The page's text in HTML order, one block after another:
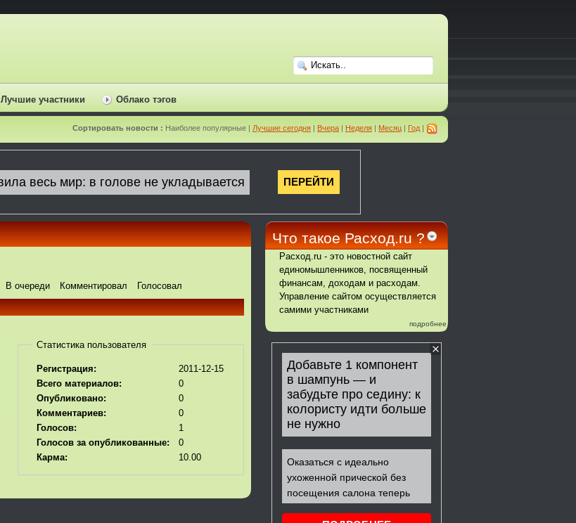
Лучшие участники Облако тэгов
Сортировать новости : Наиболее популярные | Лучшие сегодня | Вчера | Неделя | Месяц | Год |
В очереди Комментировал
Голосовал
Статистика пользователя
Регистрация:
2011-12-15
Всего материалов:
0
Опубликовано:
0
Комментариев:
0
Голосов:
1
Голосов за опубликованные:
0
Карма:
10.00
Что такое Расход.ru ?
Расход.ru - это новостной сайт
единомышленников, посвященный
финансам, доходам и расходам.
Управление сайтом осуществляется
самими участниками
подробнее